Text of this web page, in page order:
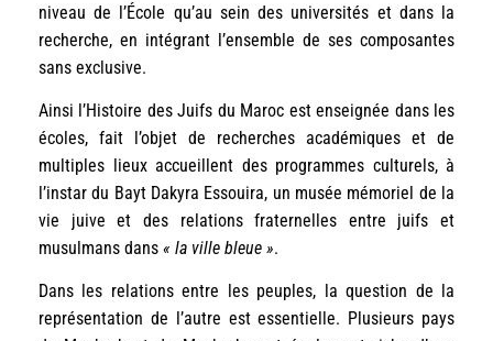
niveau de l’École qu’au sein des universités et dans la
recherche, en intégrant l’ensemble de ses composantes
sans exclusive.
Ainsi l’Histoire des Juifs du Maroc est enseignée dans les
écoles, fait l’objet de recherches académiques et de
multiples lieux accueillent des programmes culturels, à
l’instar du Bayt Dakyra Essouira, un musée mémoriel de la
vie juive et des relations fraternelles entre juifs et
musulmans dans « la ville bleue ».
Dans les relations entre les peuples, la question de la
représentation de l’autre est essentielle. Plusieurs pays